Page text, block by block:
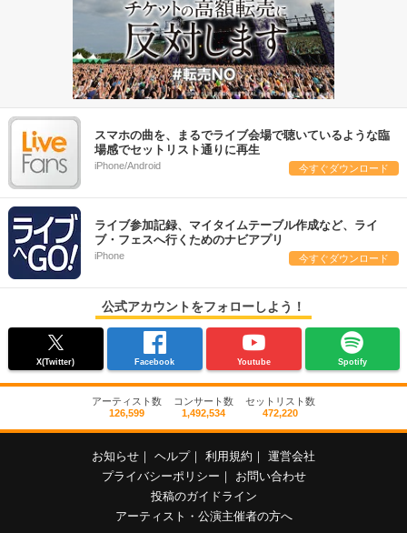
スマホの曲を、まるでライブ会場で聴いているような臨
場感でセットリスト通りに再生
iPhone/Android 今すぐダウンロード
ライブ参加記録、マイタイムテーブル作成など、ライ
ブ・フェスへ行くためのナビアプリ
iPhone 今すぐダウンロード
公式アカウントをフォローしよう！
X(Twitter) Facebook Youtube Spotify
アーティスト数
126,599
コンサート数
1,492,534
セットリスト数
472,220
お知らせ ヘルプ 利用規約
運営会社
プライバシーポリシー
お問い合わせ
投稿のガイドライン
アーティスト・公演主催者の方へ